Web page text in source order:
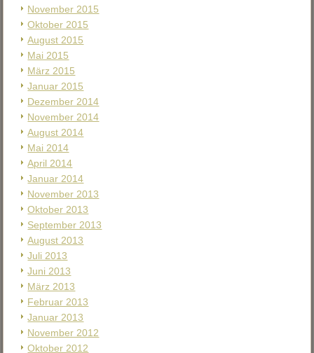
November 2015
Oktober 2015
August 2015
Mai 2015
März 2015
Januar 2015
Dezember 2014
November 2014
August 2014
Mai 2014
April 2014
Januar 2014
November 2013
Oktober 2013
September 2013
August 2013
Juli 2013
Juni 2013
März 2013
Februar 2013
Januar 2013
November 2012
Oktober 2012